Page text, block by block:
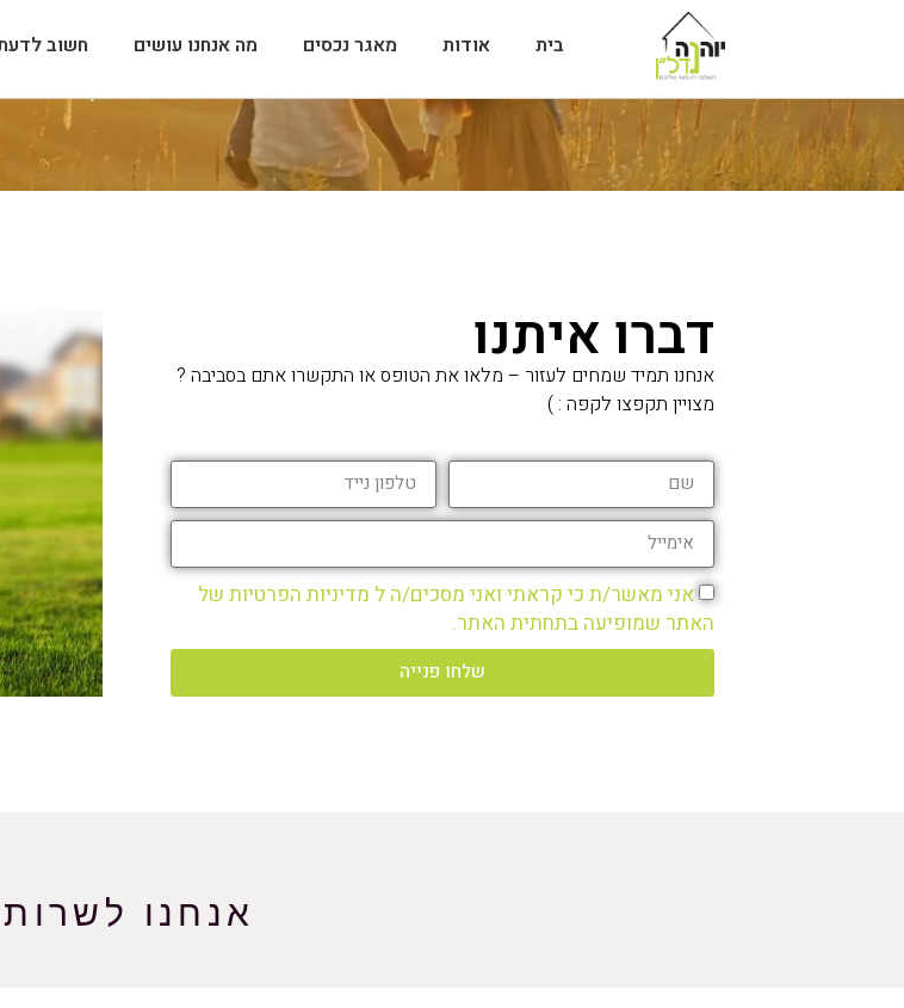
בית אודות מאגר נכסים מה אנחנו עושים חשוב
דברו איתנו
אנחנו תמיד שמחים לעזור – מלאו את הטופס או התקשרו אתם בסביבה ?
מצויין תקפצו לקפה : )
אני מאשר/ת כי קראתי ואני מסכים/ה ל מדיניות הפרטיות של
האתר שמופיעה בתחתית האתר.
שלחו פנייה
אנחנו